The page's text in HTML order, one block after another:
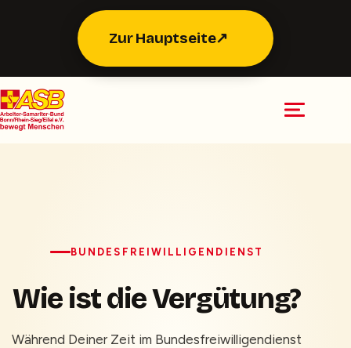
Zur Hauptseite↗
BUNDESFREIWILLIGENDIENST
Wie ist die Vergütung?
Während Deiner Zeit im Bundesfreiwilligendienst